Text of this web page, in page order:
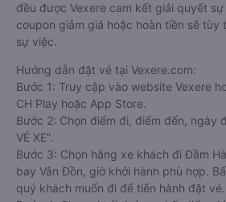
đều được Vexere cam kết giải quyết
coupon giảm giá hoặc hoàn tiền sẽ
sự việc.
Hướng dẫn đặt vé tại Vexere.com:
Bước 1: Truy cập vào website Vexere
CH Play hoặc App Store.
Bước 2: Chọn điểm đi, điểm đến, ngày
VÉ XE”.
Bước 3: Chọn hãng xe khách đi Đầm
bay Vân Đồn, giờ khởi hành phù hợp.
quý khách muốn đi để tiến hành đặt vé.